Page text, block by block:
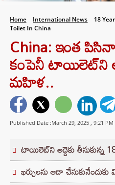
Home International News
18
Toilet In China
China: ఇంత
కంపెనీ టాయిలెట్‌ని
మహిళ..
Published Date :March 29, 2025 , 9:21 PM
టాయిలెట్‌ని అద్దెకు తీసుకున్న
ఖర్చులను ఆదా